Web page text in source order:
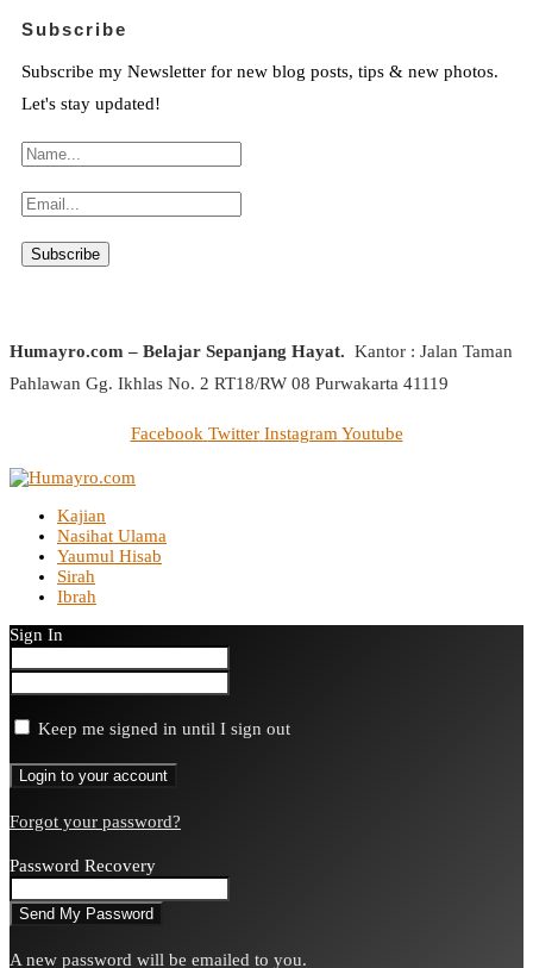
Subscribe
Subscribe my Newsletter for new blog posts, tips & new photos.
Let's stay updated!
Humayro.com – Belajar Sepanjang Hayat. Kantor : Jalan Taman
Pahlawan Gg. Ikhlas No. 2 RT18/RW 08 Purwakarta 41119
Facebook Twitter Instagram Youtube
Kajian
Nasihat Ulama
Yaumul Hisab
Sirah
Ibrah
Sign In
Keep me signed in until I sign out
Forgot your password?
Password Recovery
A new password will be emailed to you.